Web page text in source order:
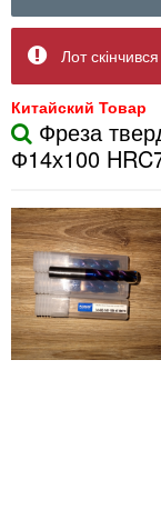
Лот скінчився
Китайский Товар
Фреза
Ф14х100